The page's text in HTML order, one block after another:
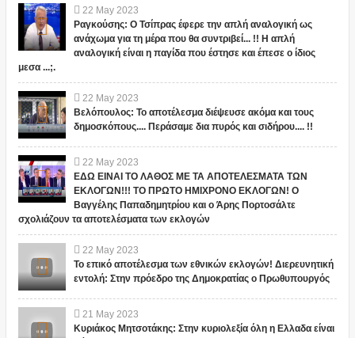
22 May 2023
Ραγκούσης: Ο Τσίπρας έφερε την απλή αναλογική ως
ανάχωμα για τη μέρα που θα συντριβεί... !! Η απλή
αναλογική είναι η παγίδα που έστησε και έπεσε ο ίδιος
μεσα ...;.
22 May 2023
Βελόπουλος: Το αποτέλεσμα διέψευσε ακόμα και τους
δημοσκόπους.... Περάσαμε δια πυρός και σιδήρου.... !!
22 May 2023
ΕΔΩ ΕΙΝΑΙ ΤΟ ΛΑΘΟΣ ΜΕ ΤΑ ΑΠΟΤΕΛΕΣΜΑΤΑ ΤΩΝ
ΕΚΛΟΓΩΝ!!! ΤΟ ΠΡΩΤΟ ΗΜΙΧΡΟΝΟ ΕΚΛΟΓΩΝ! Ο
Βαγγέλης Παπαδημητρίου και ο Άρης Πορτοσάλτε
σχολιάζουν τα αποτελέσματα των εκλογών
22 May 2023
Το επικό αποτέλεσμα των εθνικών εκλογών! Διερευνητική
εντολή: Στην πρόεδρο της Δημοκρατίας ο Πρωθυπουργός
21 May 2023
Κυριάκος Μητσοτάκης: Στην κυριολεξία όλη η Ελλαδα είναι